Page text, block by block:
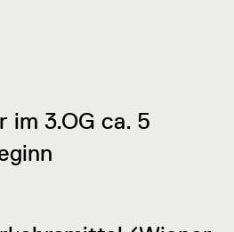
im 3.OG ca. 5